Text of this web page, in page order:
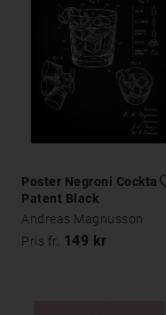
Poster Negroni Cocktail
Patent Black
Andreas Magnusson
Pris fr. 149 kr